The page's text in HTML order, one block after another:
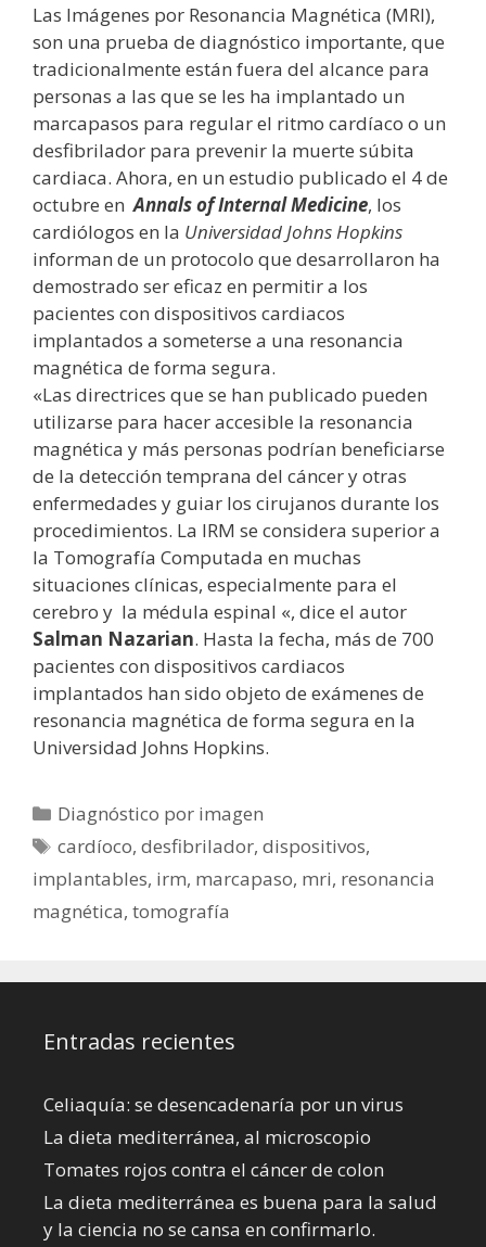
Las Imágenes por Resonancia Magnética (MRI),
son una prueba de diagnóstico importante, que
tradicionalmente están fuera del alcance para
personas a las que se les ha implantado un
marcapasos para regular el ritmo cardíaco o un
desfibrilador para prevenir la muerte súbita
cardiaca. Ahora, en un estudio publicado el 4 de
octubre enAnnals of Internal Medicine, los
cardiólogos en la Universidad Johns Hopkins
informan de un protocolo que desarrollaron ha
demostrado ser eficaz en permitir a los
pacientes con dispositivos cardiacos
implantados a someterse a una resonancia
magnética de forma segura.
«Las directrices que se han publicado pueden
utilizarse para hacer accesible la resonancia
magnética y más personas podrían beneficiarse
de la detección temprana del cáncer y otras
enfermedades y guiar los cirujanos durante los
procedimientos. La IRM se considera superior a
la Tomografía Computada en muchas
situaciones clínicas, especialmente para el
cerebro y la médula espinal «, dice el autor
Salman Nazarian. Hasta la fecha, más de 700
pacientes con dispositivos cardiacos
implantados han sido objeto de exámenes de
resonancia magnética de forma segura en la
Universidad Johns Hopkins.
Categorías
Diagnóstico por imagen
Etiquetas
cardíoco,desfibrilador,dispositivos,
implantables, irm, marcapaso, mri, resonancia
magnética, tomografía
Entradas recientes
Celiaquía: se desencadenaría por un virus
La dieta mediterránea, al microscopio
Tomates rojos contra el cáncer de colon
La dieta mediterránea es buena para la salud
y la ciencia no se cansa en confirmarlo.